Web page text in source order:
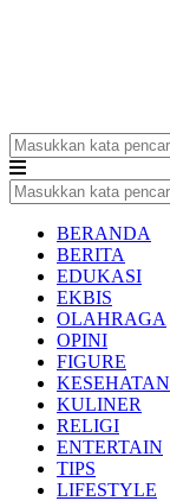
BERANDA
BERITA
EDUKASI
EKBIS
OLAHRAGA
OPINI
FIGURE
KESEHATAN
KULINER
RELIGI
ENTERTAIN
TIPS
LIFESTYLE